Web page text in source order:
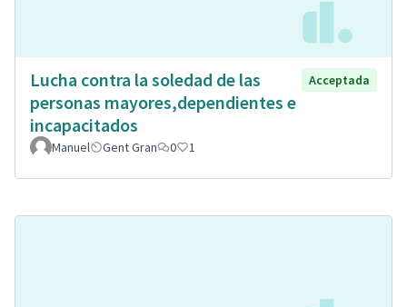
Lucha contra la soledad de las
personas mayores,dependientes e
incapacitados
Acceptada
Manuel Gent Gran 0 1